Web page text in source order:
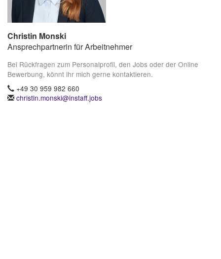
Christin Monski
Ansprechpartnerin für Arbeitnehmer
Bei Rückfragen zum Personalprofil, den Jobs oder der Online
Bewerbung, könnt ihr mich gerne kontaktieren.
+49 30 959 982 660
christin.monski@instaff.jobs